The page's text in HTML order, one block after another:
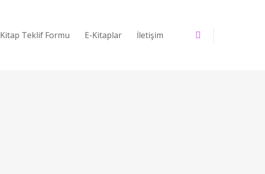
Kitap Teklif Formu E-Kitaplar İletişim